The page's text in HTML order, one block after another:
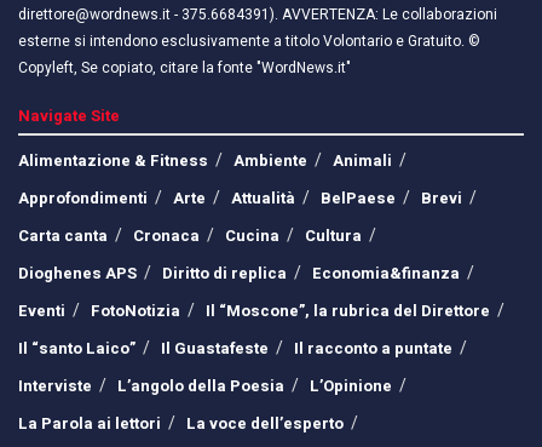
direttore@wordnews.it - ​​375.6684391). AVVERTENZA: Le collaborazioni
esterne si intendono esclusivamente a titolo Volontario e Gratuito. ©
Copyleft, Se copiato, citare la fonte "WordNews.it"
Navigate Site
Alimentazione & Fitness
Ambiente
Animali
Approfondimenti
Arte Attualità BelPaese
Brevi
Carta canta
Cronaca Cucina
Cultura
Dioghenes APS
Diritto di replica
Economia&finanza
Eventi
FotoNotizia
Il “Moscone”, la rubrica del Direttore
Il “santo Laico”
Il Guastafeste
Il racconto a puntate
Interviste
L’angolo della Poesia
L’Opinione
La Parola ai lettori
La voce dell’esperto